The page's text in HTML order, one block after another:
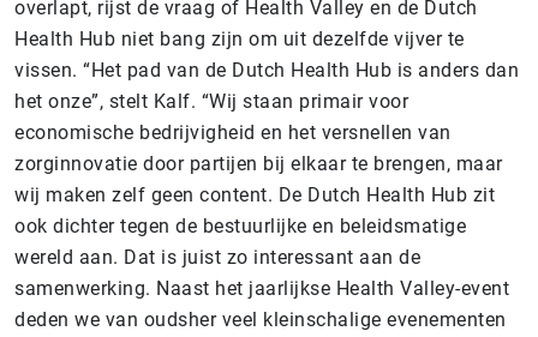
overlapt, rijst de vraag of Health Valley en de Dutch
Health Hub niet bang zijn om uit dezelfde vijver te
vissen. “Het pad van de Dutch Health Hub is anders dan
het onze”, stelt Kalf. “Wij staan primair voor
economische bedrijvigheid en het versnellen van
zorginnovatie door partijen bij elkaar te brengen, maar
wij maken zelf geen content. De Dutch Health Hub zit
ook dichter tegen de bestuurlijke en beleidsmatige
wereld aan. Dat is juist zo interessant aan de
samenwerking. Naast het jaarlijkse Health Valley-event
deden we van oudsher veel kleinschalige evenementen